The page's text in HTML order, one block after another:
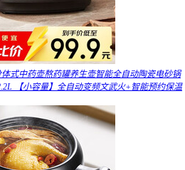
式中药壶熬药罐养生壶智能全自动陶瓷电砂锅
【小容量】全自动变频文武火+智能预约保温